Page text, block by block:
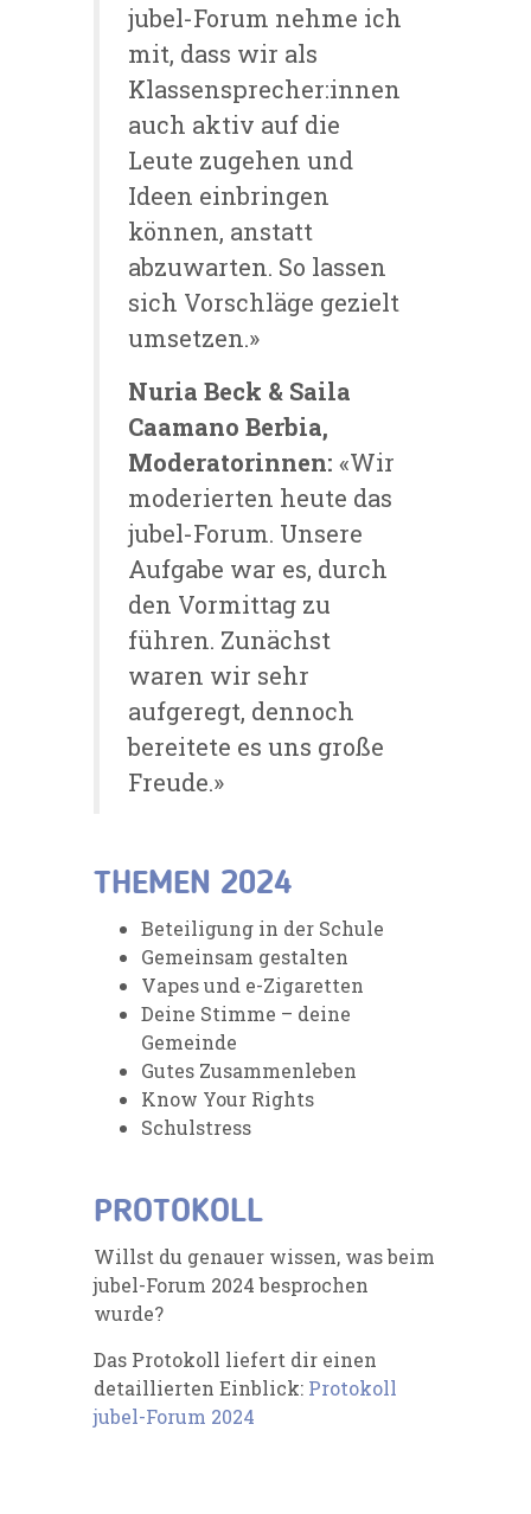
jubel-Forum nehme ich
mit, dass wir als
Klassensprecher:innen
auch aktiv auf die
Leute zugehen und
Ideen einbringen
können, anstatt
abzuwarten. So lassen
sich Vorschläge gezielt
umsetzen.»
Nuria Beck & Saila
Caamano Berbia,
Moderatorinnen: «Wir
moderierten heute das
jubel-Forum. Unsere
Aufgabe war es, durch
den Vormittag zu
führen. Zunächst
waren wir sehr
aufgeregt, dennoch
bereitete es uns große
Freude.»
THEMEN 2024
Beteiligung in der Schule
Gemeinsam gestalten
Vapes und e-Zigaretten
Deine Stimme – deine
Gemeinde
Gutes Zusammenleben
Know Your Rights
Schulstress
PROTOKOLL
Willst du genauer wissen, was beim
jubel-Forum 2024 besprochen
wurde?
Das Protokoll liefert dir einen
detaillierten Einblick: Protokoll
jubel-Forum 2024